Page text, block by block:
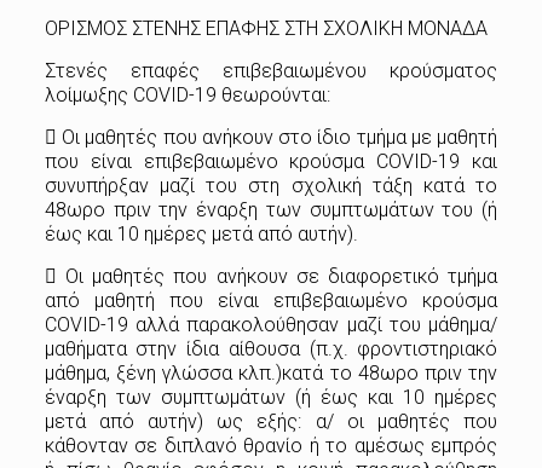
ΟΡΙΣΜΟΣ ΣΤΕΝΗΣ ΕΠΑΦΗΣ ΣΤΗ ΣΧΟΛΙΚΗ ΜΟΝΑΔΑ
Στενές επαφές επιβεβαιωμένου κρούσματος
λοίμωξης COVID-19 θεωρούνται:
 Οι μαθητές που ανήκουν στο ίδιο τμήμα με μαθητή
που είναι επιβεβαιωμένο κρούσμα COVID-19 και
συνυπήρξαν μαζί του στη σχολική τάξη κατά το
48ωρο πριν την έναρξη των συμπτωμάτων του (ή
έως και 10 ημέρες μετά από αυτήν).
 Οι μαθητές που ανήκουν σε διαφορετικό τμήμα
από μαθητή που είναι επιβεβαιωμένο κρούσμα
COVID-19 αλλά παρακολούθησαν μαζί του μάθημα/
μαθήματα στην ίδια αίθουσα (π.χ. φροντιστηριακό
μάθημα, ξένη γλώσσα κλπ.)κατά το 48ωρο πριν την
έναρξη των συμπτωμάτων (ή έως και 10 ημέρες
μετά από αυτήν) ως εξής: α/ οι μαθητές που
κάθονταν σε διπλανό θρανίο ή το αμέσως εμπρός